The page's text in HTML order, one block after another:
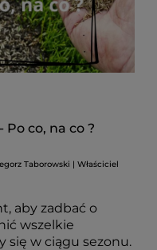
co, na co ?
Taborowski | Właściciel
aby zadbać o
wszelkie
się w ciągu sezonu.